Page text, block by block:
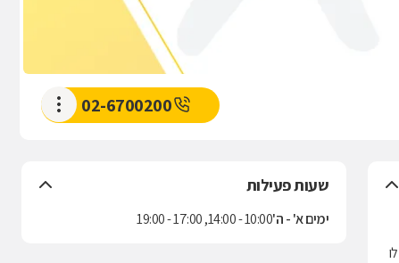
02-6700200
שעות פעילות
ימים א' - ה'10:00 - 14:00, 17:00 - 19:00